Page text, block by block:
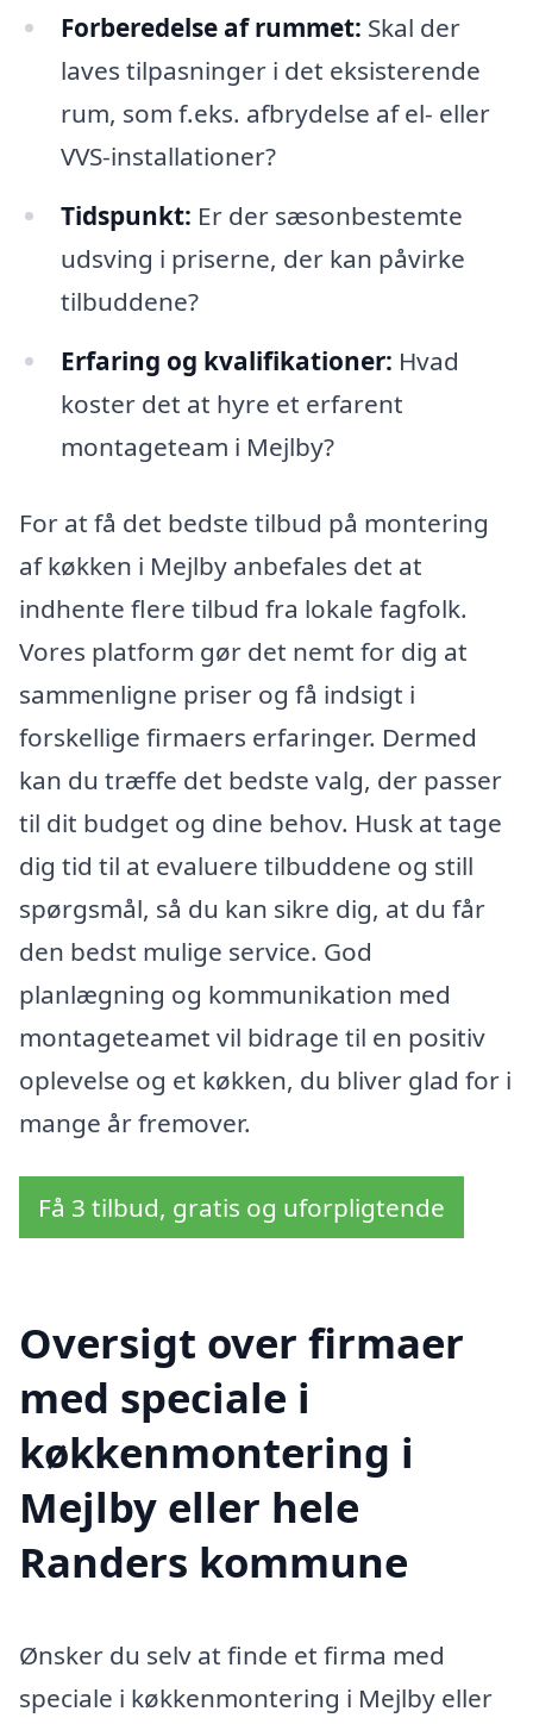
Forberedelse af rummet: Skal der
laves tilpasninger i det eksisterende
rum, som f.eks. afbrydelse af el- eller
VVS-installationer?
Tidspunkt: Er der sæsonbestemte
udsving i priserne, der kan påvirke
tilbuddene?
Erfaring og kvalifikationer: Hvad
koster det at hyre et erfarent
montageteam i Mejlby?
For at få det bedste tilbud på montering
af køkken i Mejlby anbefales det at
indhente flere tilbud fra lokale fagfolk.
Vores platform gør det nemt for dig at
sammenligne priser og få indsigt i
forskellige firmaers erfaringer. Dermed
kan du træffe det bedste valg, der passer
til dit budget og dine behov. Husk at tage
dig tid til at evaluere tilbuddene og still
spørgsmål, så du kan sikre dig, at du får
den bedst mulige service. God
planlægning og kommunikation med
montageteamet vil bidrage til en positiv
oplevelse og et køkken, du bliver glad for i
mange år fremover.
Få 3 tilbud, gratis og uforpligtende
Oversigt over firmaer
med speciale i
køkkenmontering i
Mejlby eller hele
Randers kommune
Ønsker du selv at finde et firma med
speciale i køkkenmontering i Mejlby eller